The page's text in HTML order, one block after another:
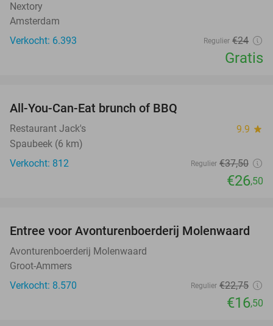
Nextory
Amsterdam
Verkocht: 6.393
Regulier €24
Gratis
All-You-Can-Eat brunch of BBQ
Restaurant Jack's 9.9 star
Spaubeek (6 km)
Verkocht: 812
Regulier €37,50
€26,50
27%
Entree voor Avonturenboerderij Molenwaard
Avonturenboerderij Molenwaard
Groot-Ammers
Verkocht: 8.570
Regulier €22,75
€16,50